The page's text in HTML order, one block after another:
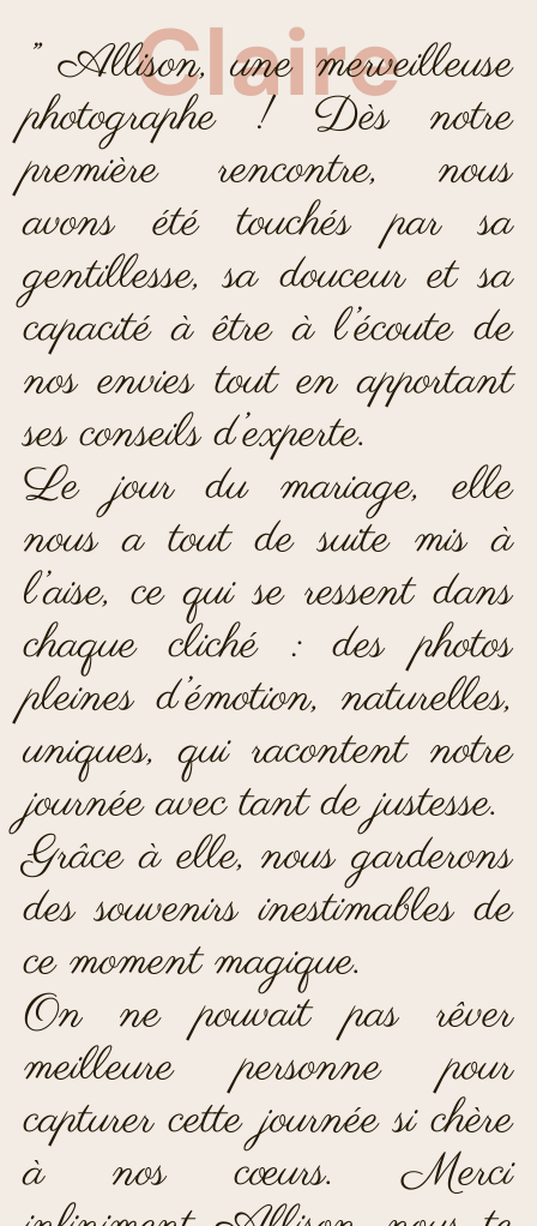
Claire
” Allison, une merveilleuse
photographe ! Dès notre
première rencontre, nous
avons été touchés par sa
gentillesse, sa douceur et sa
capacité à être à l’écoute de
nos envies tout en apportant
ses conseils d’experte.
Le jour du mariage, elle
nous a tout de suite mis à
l’aise, ce qui se ressent dans
chaque cliché : des photos
pleines d’émotion, naturelles,
uniques, qui racontent notre
journée avec tant de justesse.
Grâce à elle, nous garderons
des souvenirs inestimables de
ce moment magique.
On ne pouvait pas rêver
meilleure personne pour
capturer cette journée si chère
à nos cœurs. Merci